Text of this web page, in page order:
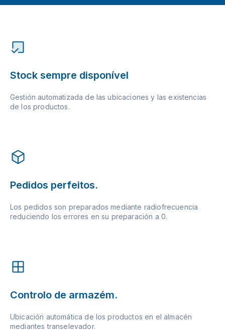
Stock sempre disponível
Gestión automatizada de las ubicaciones y las existencias
de los productos.
Pedidos perfeitos.
Los pedidos son preparados mediante radiofrecuencia
reduciendo los errores en su preparación a 0.
Controlo de armazém.
Ubicación automática de los productos en el almacén
mediantes transelevador.